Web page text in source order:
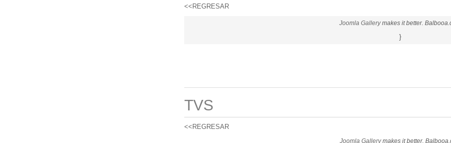
<<REGRESAR
Joomla Gallerymakes it better.
}
TVS
<<REGRESAR
Joomla Gallerymakes it better.